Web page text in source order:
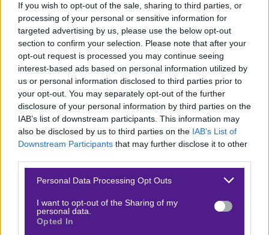
If you wish to opt-out of the sale, sharing to third parties, or
processing of your personal or sensitive information for
targeted advertising by us, please use the below opt-out
section to confirm your selection. Please note that after your
opt-out request is processed you may continue seeing
interest-based ads based on personal information utilized by
us or personal information disclosed to third parties prior to
your opt-out. You may separately opt-out of the further
disclosure of your personal information by third parties on the
IAB’s list of downstream participants. This information may
also be disclosed by us to third parties on the IAB’s List of
Downstream Participants that may further disclose it to other
Please note that this website/app uses one or more Google
not limited to your visit or usage behaviour. You may click to
grant or deny consent to Google and its third-party tags to
use your data for below specified purposes in below Google
Personal Data Processing Opt Outs
I want to opt-out of the Sharing of my
personal data.
Opted In
το καλοκαίρι στο Σινσινάτι αλλά οι τραυματισμοί και
τα προβλήματα που είχε δεν τον άφησαν να κάνει
ανάλογες πορείες ενώ φέτος δεν έχει ξεκινήσει τόσο
ζεστά έχοντας πολλές αναλαμπές κατά την διάρκεια
των αγώνων. Πάντως παραμένει παίκτης έντασης,
προσθέτει ενθουσιασμό και μπορεί να φτάσει τον
αντίπαλο στα άκρα.
Ένα παιχνίδι που το σετ είναι σωστά κάπως
και τώρα που θα τραβήξει μακριά. Στο over.